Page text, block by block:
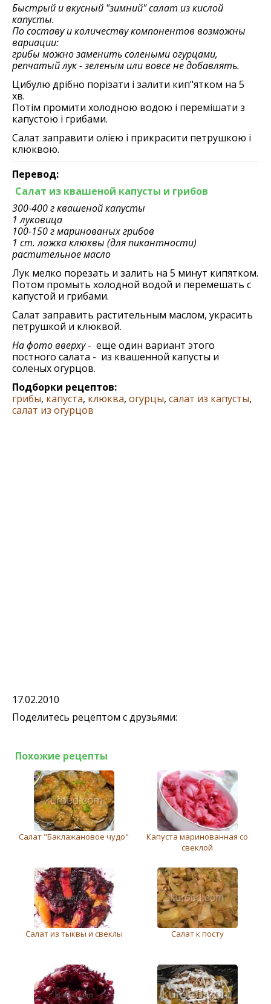
Быстрый и вкусный "зимний" салат из кислой
капусты.
По составу и количеству компонентов возможны
вариации:
грибы можно заменить солеными огурцами,
репчатый лук - зеленым или вовсе не добавлять.
Цибулю дрібно порізати і залити кип"ятком на 5
хв.
Потім промити холодною водою і перемішати з
капустою і грибами.
Салат заправити олією і прикрасити петрушкою і
клюквою.
Перевод:
Салат из квашеной капусты и грибов
300-400 г квашеной капусты
1 луковица
100-150 г маринованых грибов
1 ст. ложка клюквы (для пикантности)
растительное масло
Лук мелко порезать и залить на 5 минут кипятком.
Потом промыть холодной водой и перемешать с
капустой и грибами.
Салат заправить растительным маслом, украсить
петрушкой и клюквой.
На фото вверху- еще один вариант этого
постного салата - из квашенной капусты и
соленых огурцов.
Подборки рецептов:
грибы, капуста, клюква, огурцы, салат из капусты,
салат из огурцов
17.02.2010
Поделитесь рецептом с друзьями:
Похожие рецепты
Салат "Баклажановое чудо"
Капуста маринованная со
свеклой
Салат из тыквы и свеклы Салат к посту